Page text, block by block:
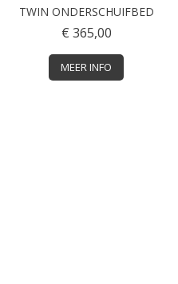
TWIN ONDERSCHUIFBED
€ 365,00
MEER INFO